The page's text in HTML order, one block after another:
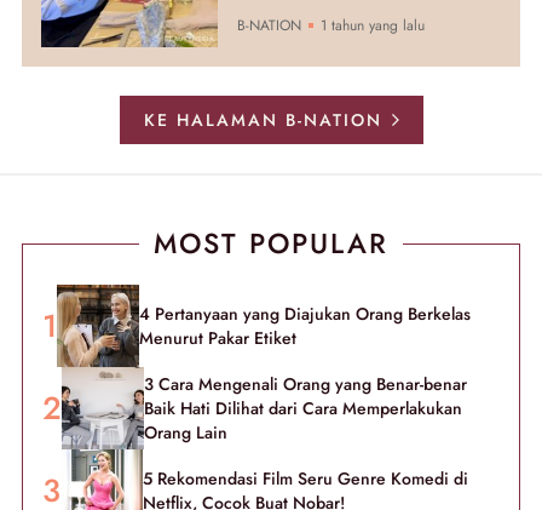
B-NATION 1 tahun yang lalu
KE HALAMAN B-NATION
MOST POPULAR
4 Pertanyaan yang Diajukan Orang Berkelas
Menurut Pakar Etiket
3 Cara Mengenali Orang yang Benar-benar
Baik Hati Dilihat dari Cara Memperlakukan
Orang Lain
5 Rekomendasi Film Seru Genre Komedi di
Netflix, Cocok Buat Nobar!